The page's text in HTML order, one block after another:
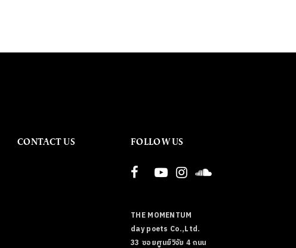
CONTACT US FOLLOW US
THE MOMENTUM
day poets Co.,Ltd.
33 ซอยศูนย์วิจัย 4 ถนน